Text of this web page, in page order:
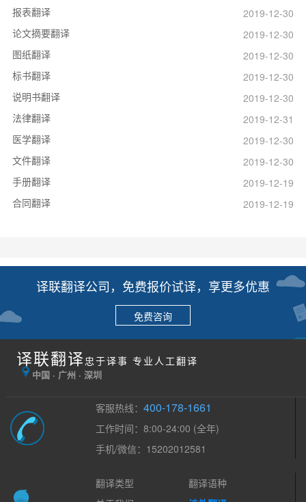
报表翻译
2019-12-30
论文摘要翻译
2019-12-30
图纸翻译
2019-12-30
标书翻译
2019-12-30
说明书翻译
2019-12-30
法律翻译
2019-12-31
医学翻译
2019-12-30
文件翻译
2019-12-30
手册翻译
2019-12-19
合同翻译
2019-12-19
译联翻译公司，免费报价试译，享更多优惠
免费咨询
译联翻译 忠于译事 专业人工翻译
中国 · 广州 · 深圳
客服热线：400-178-1661
工作时间：8:00-24:00 (全年)
手机/微信：15202012581
翻译类型
翻译语种